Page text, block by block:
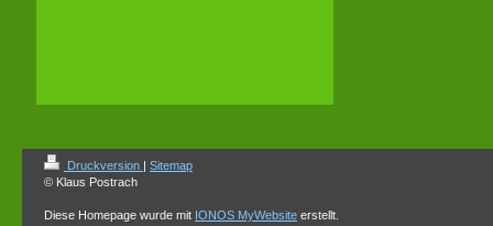
Druckversion | Sitemap
© Klaus Postrach
Diese Homepage wurde mit IONOS MyWebsite erstellt.